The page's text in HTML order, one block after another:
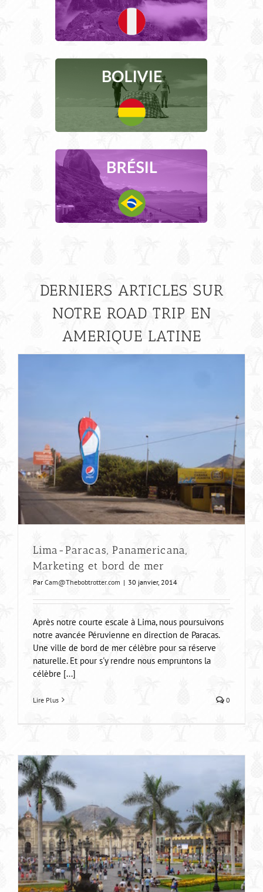
DERNIERS ARTICLES SUR
NOTRE ROAD TRIP EN
AMERIQUE LATINE
Lima-Paracas, Panamericana,
Marketing et bord de mer
Par Cam@Thebobtrotter.com | 30 janvier, 2014
Après notre courte escale à Lima, nous poursuivons
notre avancée Péruvienne en direction de Paracas.
Une ville de bord de mer célèbre pour sa réserve
naturelle. Et pour s'y rendre nous empruntons la
célèbre [...]
Lire Plus 0